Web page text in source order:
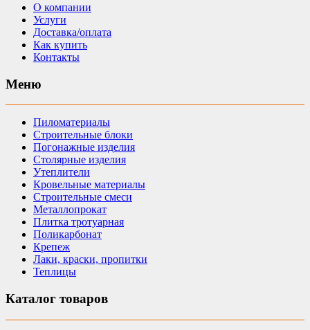
О компании
Услуги
Доставка/оплата
Как купить
Контакты
Меню
Пиломатериалы
Строительные блоки
Погонажные изделия
Столярные изделия
Утеплители
Кровельные материалы
Строительные смеси
Металлопрокат
Плитка тротуарная
Поликарбонат
Крепеж
Лаки, краски, пропитки
Теплицы
Каталог товаров